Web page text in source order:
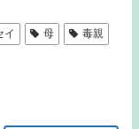
イ 母
毒親